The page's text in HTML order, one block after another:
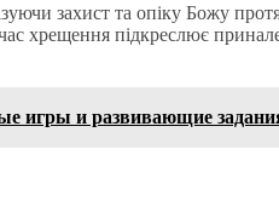
захист та опіку Божу
хрещення підкреслює
игры и развивающие